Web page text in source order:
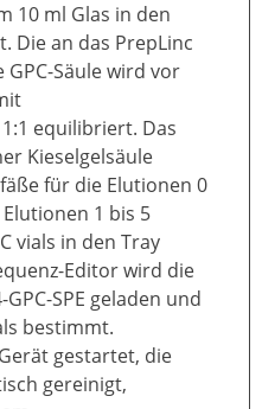
10 ml Glas in den
Die an das PrepLinc
Säule wird vor
equilibriert. Das
Kieselgelsäule
für die Elutionen 0
1 bis 5
vials in den Tray
Editor wird die
SPE geladen und
bestimmt.
gestartet, die
gereinigt,